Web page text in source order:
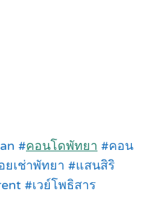
#คอนโดพัทยา #คอน
เช่าพัทยา #แสนสิริ
#เวย์โพธิสาร